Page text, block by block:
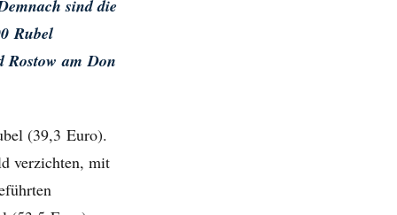
sind die
Rubel
Rostow am Don
(39,3 Euro).
verzichten, mit